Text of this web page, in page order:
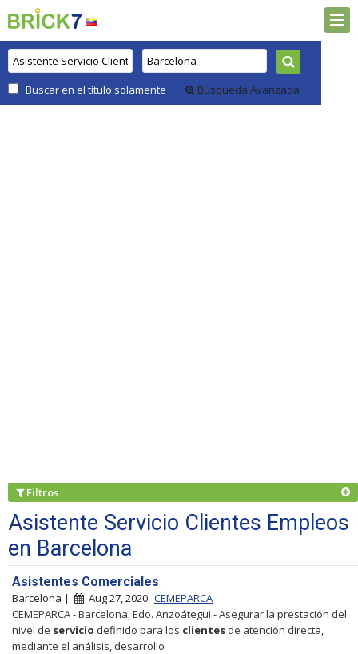
Buscar en el título solamente Búsqueda Avanzada
Filtros
Asistente Servicio Clientes Empleos
en Barcelona
Asistentes Comerciales
Barcelona | Aug 27, 2020 CEMEPARCA
CEMEPARCA - Barcelona, Edo. Anzoátegui - Asegurar la prestación del
nivel de servicio definido para los clientes de atención directa,
mediante el análisis, desarrollo